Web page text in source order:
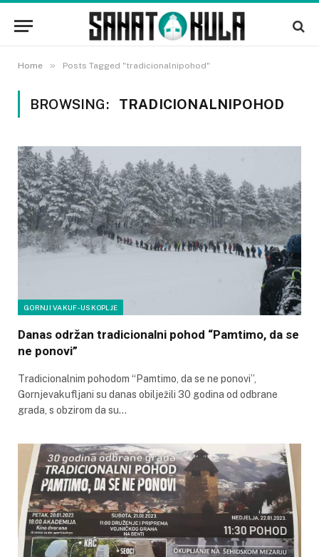
Home » Posts Tagged "tradicionalnipohod"
BROWSING: TRADICIONALNIPOHOD
GORNJI VAKUF-USKOPLJE
Danas održan tradicionalni pohod “Pamtimo, da se
ne ponovi”
Tradicionalnim pohodom “Pamtimo, da se ne ponovi”,
Gornjevakufljani su danas obilježili 30 godina od odbrane
grada, s obzirom da su…